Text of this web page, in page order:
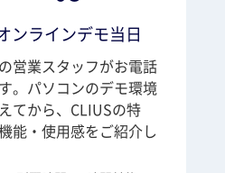
ンラインデモ当日
営業スタッフがお電話
。パソコンのデモ環境
てから、CLIUSの特
能・使用感をご紹介し